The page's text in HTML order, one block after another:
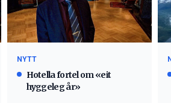
NYTT
Hotella fortel om «eit
hyggeleg år»